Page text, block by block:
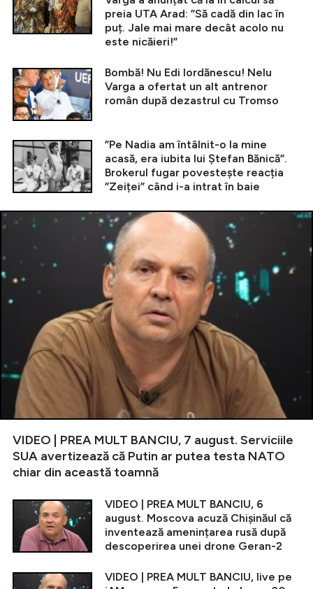
preia UTA Arad: ”Să cadă din lac în
puț. Jale mai mare decât acolo nu
este nicăieri!”
Bombă! Nu Edi Iordănescu! Nelu
Varga a ofertat un alt antrenor
român după dezastrul cu Tromso
”Pe Nadia am întâlnit-o la mine
acasă, era iubita lui Ștefan Bănică”.
Brokerul fugar povestește reacția
”Zeiței” când i-a intrat în baie
VIDEO | PREA MULT BANCIU, 7 august. Serviciile
SUA avertizează că Putin ar putea testa NATO
chiar din această toamnă
VIDEO | PREA MULT BANCIU, 6
august. Moscova acuză Chișinăul că
inventează amenințarea rusă după
descoperirea unei drone Geran-2
VIDEO | PREA MULT BANCIU, live pe